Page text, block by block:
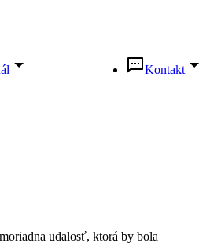
Kontakt
udalosť, ktorá by bola